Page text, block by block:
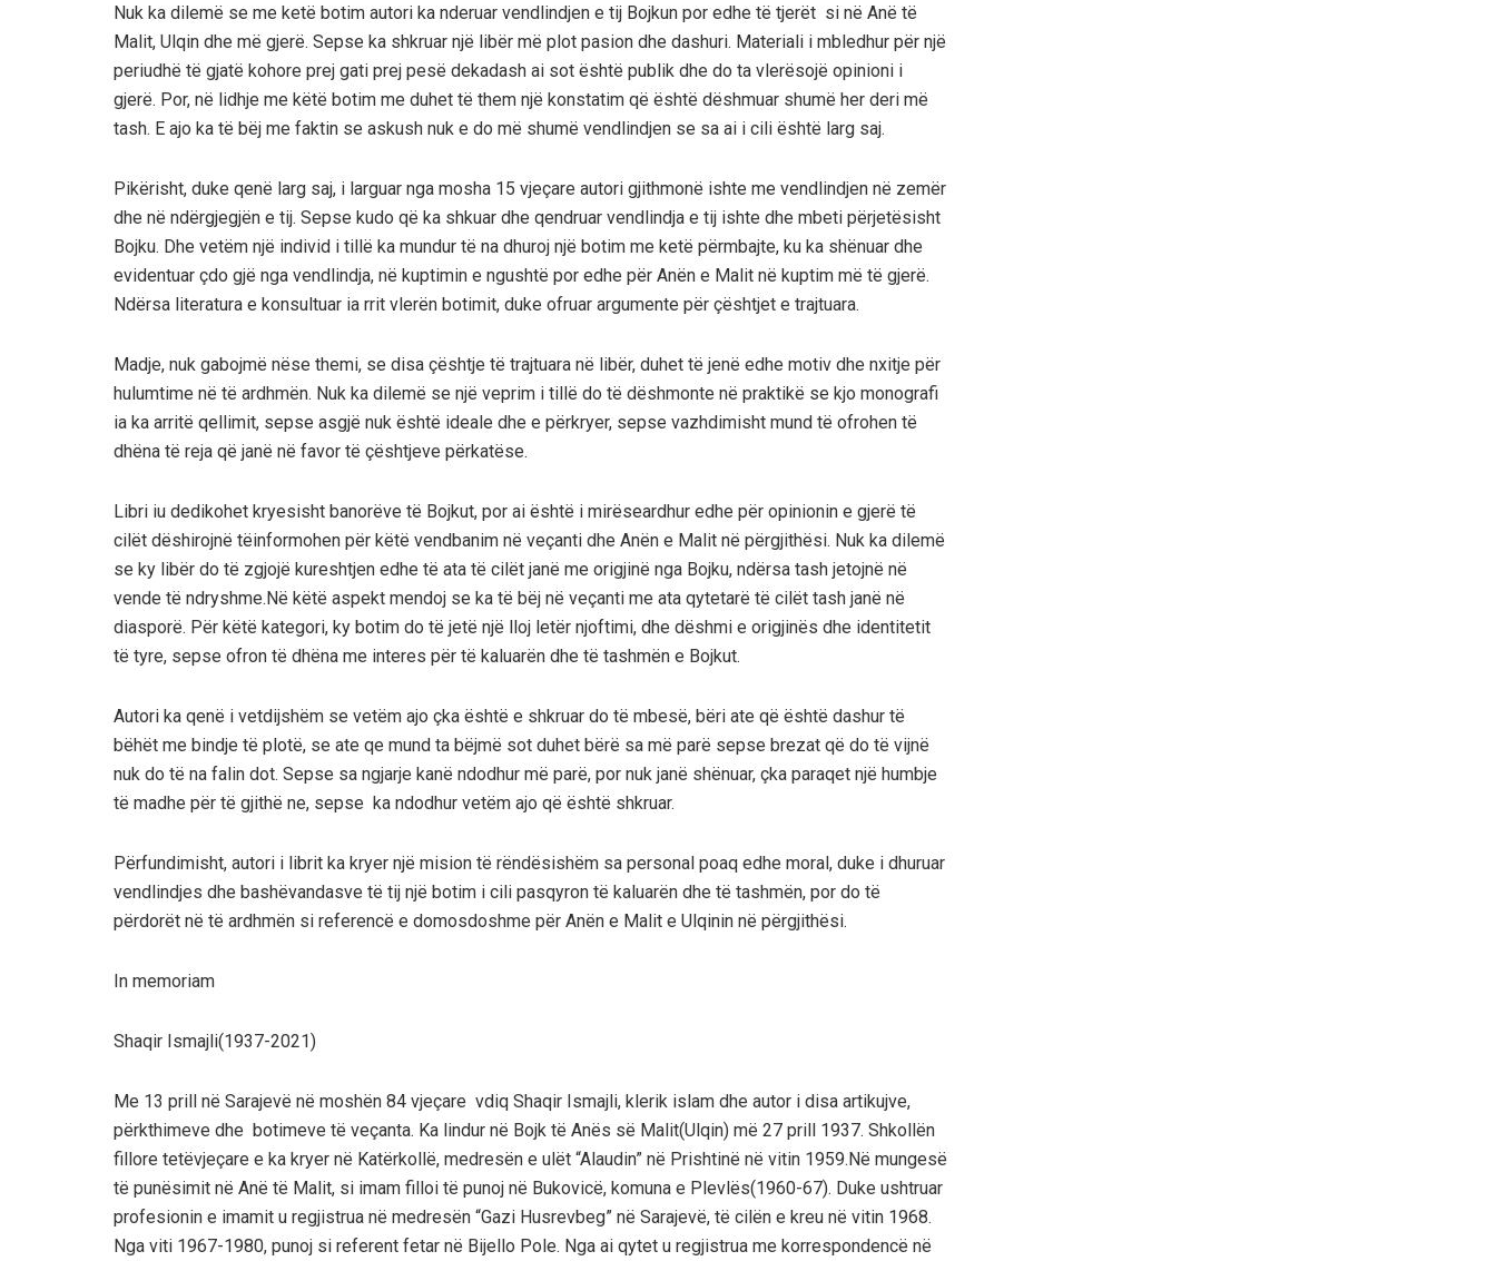
Nuk ka dilemë se me ketë botim autori ka nderuar vendlindjen e tij Bojkun por edhe të tjerët si në Anë të
Malit, Ulqin dhe më gjerë. Sepse ka shkruar një libër më plot pasion dhe dashuri. Materiali i mbledhur për një
periudhë të gjatë kohore prej gati prej pesë dekadash ai sot është publik dhe do ta vlerësojë opinioni i
gjerë. Por, në lidhje me këtë botim me duhet të them një konstatim që është dëshmuar shumë her deri më
tash. E ajo ka të bëj me faktin se askush nuk e do më shumë vendlindjen se sa ai i cili është larg saj.
Pikërisht, duke qenë larg saj, i larguar nga mosha 15 vjeçare autori gjithmonë ishte me vendlindjen në zemër
dhe në ndërgjegjën e tij. Sepse kudo që ka shkuar dhe qendruar vendlindja e tij ishte dhe mbeti përjetësisht
Bojku. Dhe vetëm një individ i tillë ka mundur të na dhuroj një botim me ketë përmbajte, ku ka shënuar dhe
evidentuar çdo gjë nga vendlindja, në kuptimin e ngushtë por edhe për Anën e Malit në kuptim më të gjerë.
Ndërsa literatura e konsultuar ia rrit vlerën botimit, duke ofruar argumente për çështjet e trajtuara.
Madje, nuk gabojmë nëse themi, se disa çështje të trajtuara në libër, duhet të jenë edhe motiv dhe nxitje për
hulumtime në të ardhmën. Nuk ka dilemë se një veprim i tillë do të dëshmonte në praktikë se kjo monografi
ia ka arritë qellimit, sepse asgjë nuk është ideale dhe e përkryer, sepse vazhdimisht mund të ofrohen të
dhëna të reja që janë në favor të çështjeve përkatëse.
Libri iu dedikohet kryesisht banorëve të Bojkut, por ai është i mirëseardhur edhe për opinionin e gjerë të
cilët dëshirojnë tëinformohen për këtë vendbanim në veçanti dhe Anën e Malit në përgjithësi. Nuk ka dilemë
se ky libër do të zgjojë kureshtjen edhe të ata të cilët janë me origjinë nga Bojku, ndërsa tash jetojnë në
vende të ndryshme.Në këtë aspekt mendoj se ka të bëj në veçanti me ata qytetarë të cilët tash janë në
diasporë. Për këtë kategori, ky botim do të jetë një lloj letër njoftimi, dhe dëshmi e origjinës dhe identitetit
të tyre, sepse ofron të dhëna me interes për të kaluarën dhe të tashmën e Bojkut.
Autori ka qenë i vetdijshëm se vetëm ajo çka është e shkruar do të mbesë, bëri ate që është dashur të
bëhët me bindje të plotë, se ate qe mund ta bëjmë sot duhet bërë sa më parë sepse brezat që do të vijnë
nuk do të na falin dot. Sepse sa ngjarje kanë ndodhur më parë, por nuk janë shënuar, çka paraqet një humbje
të madhe për të gjithë ne, sepse ka ndodhur vetëm ajo që është shkruar.
Përfundimisht, autori i librit ka kryer një mision të rëndësishëm sa personal poaq edhe moral, duke i dhuruar
vendlindjes dhe bashëvandasve të tij një botim i cili pasqyron të kaluarën dhe të tashmën, por do të
përdorët në të ardhmën si referencë e domosdoshme për Anën e Malit e Ulqinin në përgjithësi.
In memoriam
Shaqir Ismajli(1937-2021)
Me 13 prill në Sarajevë në moshën 84 vjeçare vdiq Shaqir Ismajli, klerik islam dhe autor i disa artikujve,
përkthimeve dhe botimeve të veçanta. Ka lindur në Bojk të Anës së Malit(Ulqin) më 27 prill 1937. Shkollën
fillore tetëvjeçare e ka kryer në Katërkollë, medresën e ulët “Alaudin” në Prishtinë në vitin 1959.Në mungesë
të punësimit në Anë të Malit, si imam filloi të punoj në Bukovicë, komuna e Plevlës(1960-67). Duke ushtruar
profesionin e imamit u regjistrua në medresën “Gazi Husrevbeg” në Sarajevë, të cilën e kreu në vitin 1968.
Nga viti 1967-1980, punoj si referent fetar në Bijello Pole. Nga ai qytet u regjistrua me korrespondencë në